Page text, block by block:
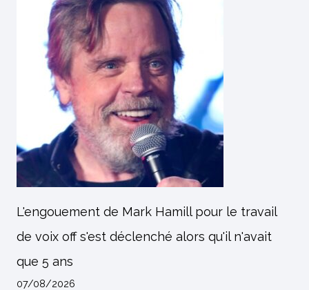
L'engouement de Mark Hamill pour le travail
de voix off s'est déclenché alors qu'il n'avait
que 5 ans
07/08/2026